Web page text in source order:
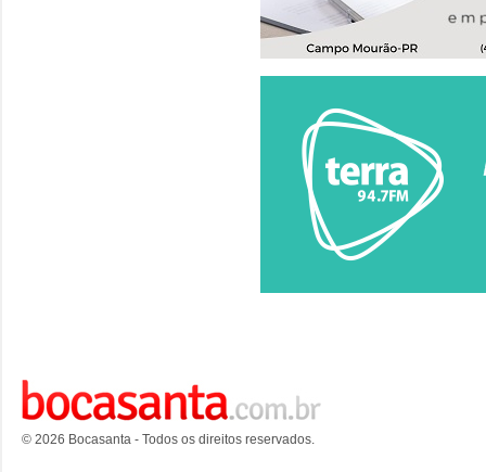
© 2026 Bocasanta - Todos os direitos reservados.